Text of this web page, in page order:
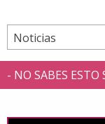
Noticias
- NO SABES ESTO